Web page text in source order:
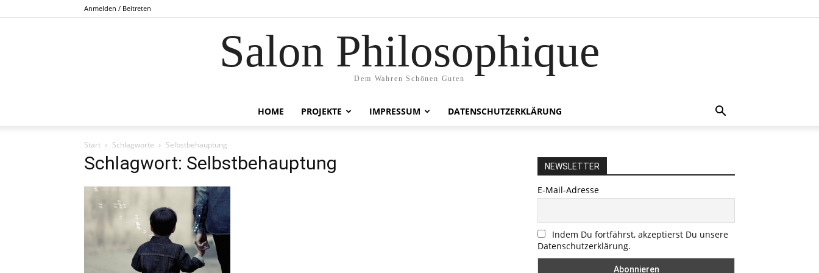
Anmelden / Beitreten
Salon Philosophique
Dem Wahren Schönen Guten
HOME PROJEKTE IMPRESSUM DATENSCHUTZERKLÄRUNG
Start Schlagworte Selbstbehauptung
Schlagwort: Selbstbehauptung NEWSLETTER
E-Mail-Adresse
Indem Du fortfährst, akzeptierst Du unsere
Datenschutzerklärung.